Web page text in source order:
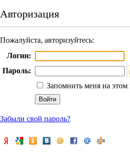
Авторизация
Пожалуйста, авторизуйтесь:
Логин:
Пароль:
Запомнить меня на этом
Забыли свой пароль?